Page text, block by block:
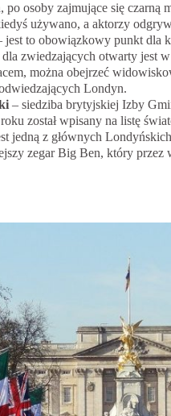
osoby zajmujące się czarną
używano, a aktorzy
jest to obowiązkowy punkt dla
zwiedzających otwarty jest
można obejrzeć
Londyn.
– siedziba brytyjskiej Izby
został wpisany na listę
jedną z głównych
zegar Big Ben, który